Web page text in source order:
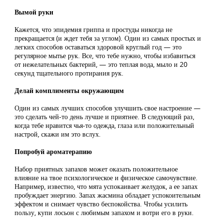
Вымой руки
Кажется, что эпидемия гриппа и простуды никогда не
прекращается (и ждет тебя за углом). Один из самых простых и
легких способов оставаться здоровой круглый год — это
регулярное мытье рук. Все, что тебе нужно, чтобы избавиться
от нежелательных бактерий, — это теплая вода, мыло и 20
секунд тщательного протирания рук.
Делай комплименты окружающим
Один из самых лучших способов улучшить свое настроение —
это сделать чей-то день лучше и приятнее. В следующий раз,
когда тебе нравится чья-то одежда, глаза или положительный
настрой, скажи им это вслух.
Попробуй ароматерапию
Набор приятных запахов может оказать положительное
влияние на твое психологическое и физическое самочувствие.
Например, известно, что мята успокаивает желудок, а ее запах
пробуждает энергию. Запах жасмина обладает успокоительным
эффектом и снимает чувство беспокойства. Чтобы усилить
пользу, купи лосьон с любимым запахом и вотри его в руки.